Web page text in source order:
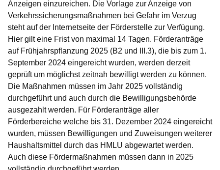
Anzeigen einzureichen. Die Vorlage zur Anzeige von
Verkehrssicherungsmaßnahmen bei Gefahr im Verzug
steht auf der Internetseite der Förderstelle zur Verfügung.
Hier gilt eine Frist von maximal 14 Tagen. Förderanträge
auf Frühjahrspflanzung 2025 (B2 und III.3), die bis zum 1.
September 2024 eingereicht wurden, werden derzeit
geprüft um möglichst zeitnah bewilligt werden zu können.
Die Maßnahmen müssen im Jahr 2025 vollständig
durchgeführt und auch durch die Bewilligungsbehörde
ausgezahlt werden. Für Förderanträge aller
Förderbereiche welche bis 31. Dezember 2024 eingereicht
wurden, müssen Bewilligungen und Zuweisungen weiterer
Haushaltsmittel durch das HMLU abgewartet werden.
Auch diese Fördermaßnahmen müssen dann in 2025